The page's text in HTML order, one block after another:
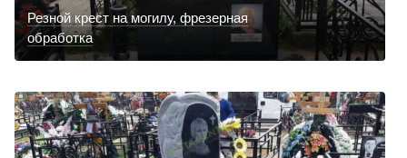
Резной крест на могилу, фрезерная
обработка